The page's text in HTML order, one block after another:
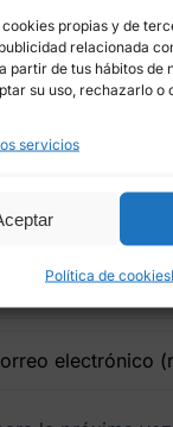
propias y de
relacionada
partir de tus hábitos de
su uso, rechazarlo
servicios
Política de cookies